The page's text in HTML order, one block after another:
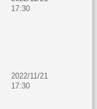
17:30
2022/11/21
17:30